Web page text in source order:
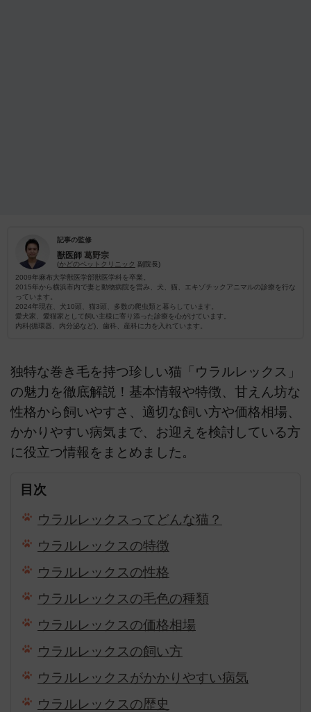
記事の監修
獣医師 葛野宗
(かどのペットクリニック 副院長)
2009年麻布大学獣医学部獣医学科を卒業。
2015年から横浜市内で妻と動物病院を営み、犬、猫、エキゾチックアニマルの診療を行な
っています。
2024年現在、犬10頭、猫3頭、多数の爬虫類と暮らしています。
愛犬家、愛猫家として飼い主様に寄り添った診療を心がけています。
内科(循環器、内分泌など)、歯科、産科に力を入れています。
独特な巻き毛を持つ珍しい猫「ウラルレックス」
の魅力を徹底解説！基本情報や特徴、甘えん坊な
性格から飼いやすさ、適切な飼い方や価格相場、
かかりやすい病気まで、お迎えを検討している方
に役立つ情報をまとめました。
目次
ウラルレックスってどんな猫？
ウラルレックスの特徴
ウラルレックスの性格
ウラルレックスの毛色の種類
ウラルレックスの価格相場
ウラルレックスの飼い方
ウラルレックスがかかりやすい病気
ウラルレックスの歴史